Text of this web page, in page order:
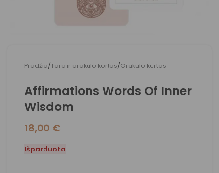
Pradžia/Taro ir orakulo kortos/Orakulo kortos
Affirmations Words Of Inner
Wisdom
18,00 €
Išparduota